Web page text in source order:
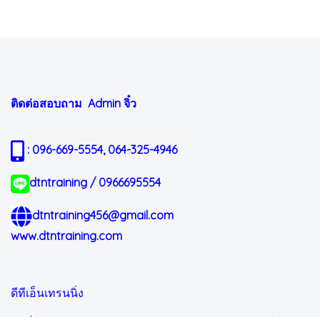
ติดต่อสอบถาม Admin จิ๋ว
: 096-669-5554, 064-325-4946
dtntraining / 0966695554
dtntraining456@gmail.com
www.dtntraining.com
ดีทีเอ็นเทรนนิ่ง